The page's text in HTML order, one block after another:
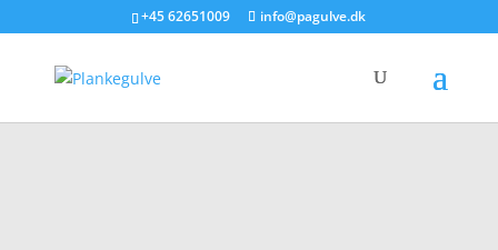
+45 62651009 info@pagulve.dk